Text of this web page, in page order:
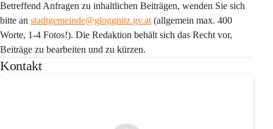
Betreffend Anfragen zu inhaltlichen Beiträgen, wenden Sie sich
bitte an stadtgemeinde@gloggnitz.gv.at (allgemein max. 400
Worte, 1-4 Fotos!). Die Redaktion behält sich das Recht vor,
Beiträge zu bearbeiten und zu kürzen.
Kontakt